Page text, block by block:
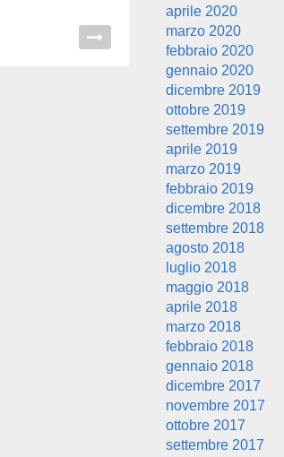
aprile 2020
marzo 2020
febbraio 2020
gennaio 2020
dicembre 2019
ottobre 2019
settembre 2019
aprile 2019
marzo 2019
febbraio 2019
dicembre 2018
settembre 2018
agosto 2018
luglio 2018
maggio 2018
aprile 2018
marzo 2018
febbraio 2018
gennaio 2018
dicembre 2017
novembre 2017
ottobre 2017
settembre 2017